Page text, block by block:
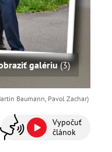
galériu(3)
Baumann, Pavol Zachar)
Vypočuť
článok